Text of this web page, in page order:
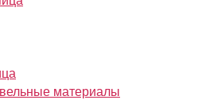
материалы